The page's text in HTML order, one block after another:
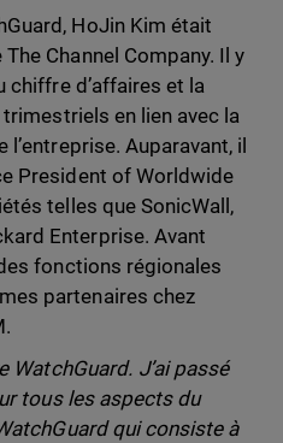
HoJin Kim était
Channel Company. Il y
chiffre d’affaires et la
en lien avec la
Auparavant, il
President of Worldwide
telles que SonicWall,
Enterprise. Avant
fonctions régionales
partenaires chez
WatchGuard. J’ai passé
tous les aspects du
qui consiste à